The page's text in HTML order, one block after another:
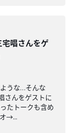
唱さんをゲ
うな…そんな
さんをゲストに
たトークも含め
→...